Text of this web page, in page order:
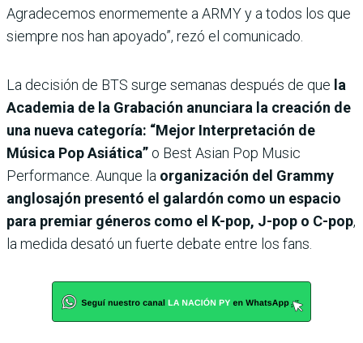
Agradecemos enormemente a ARMY y a todos los que
siempre nos han apoyado”, rezó el comunicado.
La decisión de BTS surge semanas después de que la
Academia de la Grabación anunciara la creación de
una nueva categoría: “Mejor Interpretación de
Música Pop Asiática” o Best Asian Pop Music
Performance. Aunque la organización del Grammy
anglosajón presentó el galardón como un espacio
para premiar géneros como el K-pop, J-pop o C-pop,
la medida desató un fuerte debate entre los fans.